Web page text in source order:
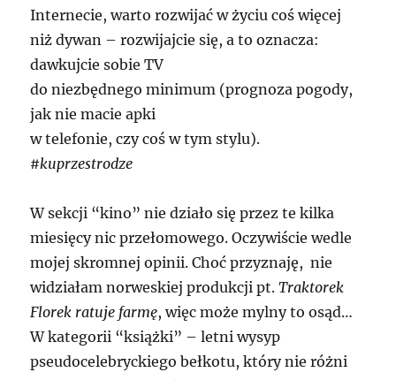
Internecie, warto rozwijać w życiu coś więcej
niż dywan – rozwijajcie się, a to oznacza:
dawkujcie sobie TV
do niezbędnego minimum (prognoza pogody,
jak nie macie apki
w telefonie, czy coś w tym stylu).
#kuprzestrodze
W sekcji “kino” nie działo się przez te kilka
miesięcy nic przełomowego. Oczywiście wedle
mojej skromnej opinii. Choć przyznaję, nie
widziałam norweskiej produkcji pt.Traktorek
Florek ratuje farmę, więc może mylny to osąd…
W kategorii “książki” – letni wysyp
pseudocelebryckiego bełkotu, który nie różni